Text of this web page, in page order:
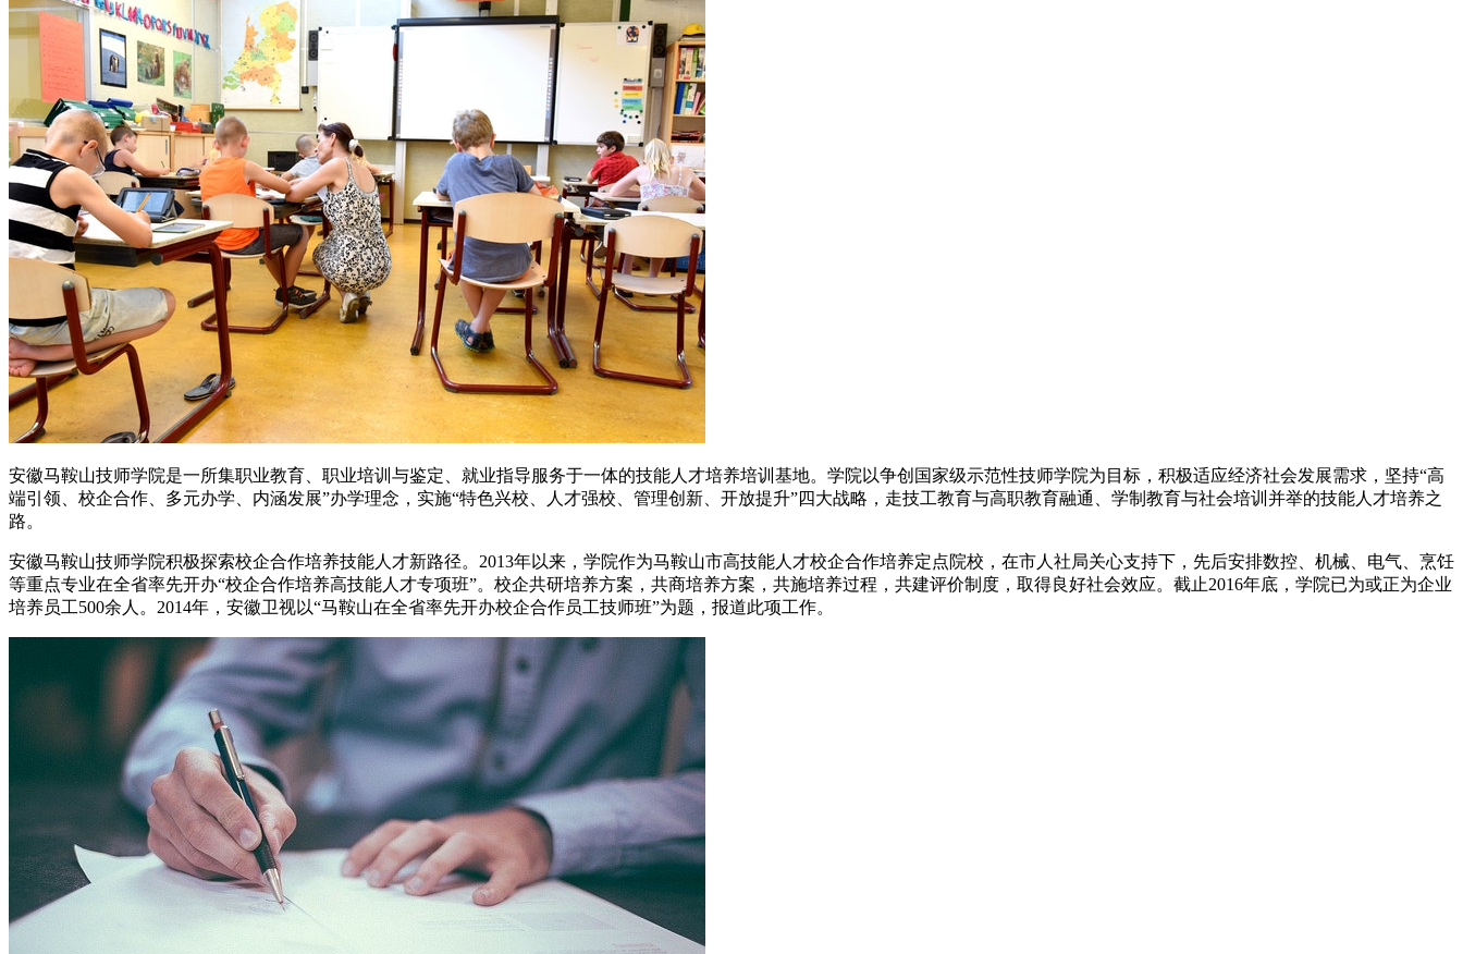
安徽马鞍山技师学院是一所集职业教育、职业培训与鉴定、就业指导服务于一体的技能人才培养培训基地。学院以争创国家级示范性技师学院为目标，积极适应经济社会发展需求，坚持“高
端引领、校企合作、多元办学、内涵发展”办学理念，实施“特色兴校、人才强校、管理创新、开放提升”四大战略，走技工教育与高职教育融通、学制教育与社会培训并举的技能人才培养之
路。
安徽马鞍山技师学院积极探索校企合作培养技能人才新路径。2013年以来，学院作为马鞍山市高技能人才校企合作培养定点院校，在市人社局关心支持下，先后安排数控、机械、电气、烹饪
等重点专业在全省率先开办“校企合作培养高技能人才专项班”。校企共研培养方案，共商培养方案，共施培养过程，共建评价制度，取得良好社会效应。截止2016年底，学院已为或正为企业
培养员工500余人。2014年，安徽卫视以“马鞍山在全省率先开办校企合作员工技师班”为题，报道此项工作。